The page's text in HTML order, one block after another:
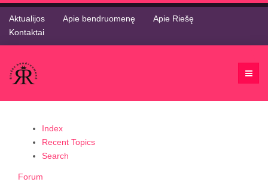
Aktualijos Apie bendruomenę
Apie Riešę
Kontaktai
Index
Recent Topics
Search
Forum